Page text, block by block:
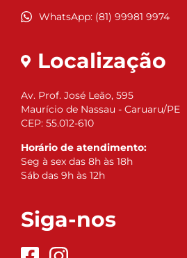
WhatsApp: (81) 99981 9974
Localização
Av. Prof. José Leão, 595
Maurício de Nassau - Caruaru/PE
CEP: 55.012-610
Horário de atendimento:
Seg à sex das 8h às 18h
Sáb das 9h às 12h
Siga-nos